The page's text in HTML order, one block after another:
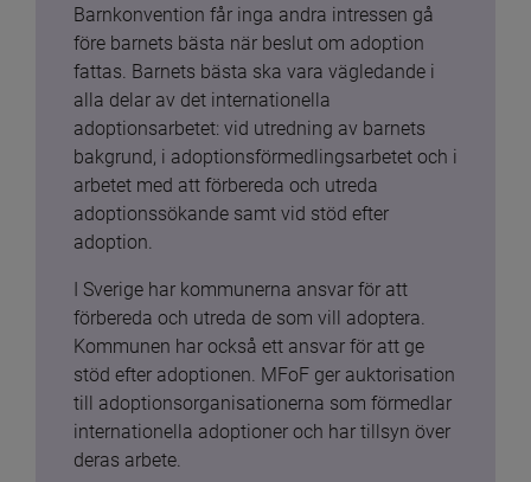
Barnkonvention får inga andra intressen gå
före barnets bästa när beslut om adoption
fattas. Barnets bästa ska vara vägledande i
alla delar av det internationella
adoptionsarbetet: vid utredning av barnets
bakgrund, i adoptionsförmedlingsarbetet och i
arbetet med att förbereda och utreda
adoptionssökande samt vid stöd efter
adoption.
I Sverige har kommunerna ansvar för att
förbereda och utreda de som vill adoptera.
Kommunen har också ett ansvar för att ge
stöd efter adoptionen. MFoF ger auktorisation
till adoptionsorganisationerna som förmedlar
internationella adoptioner och har tillsyn över
deras arbete.